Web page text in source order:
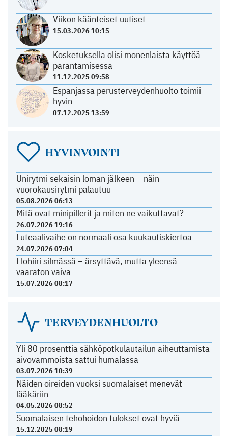
Viikon käänteiset uutiset
15.03.2026 10:15
Kosketuksella olisi monenlaista käyttöä
parantamisessa
11.12.2025 09:58
Espanjassa perusterveydenhuolto toimii
hyvin
07.12.2025 13:59
HYVINVOINTI
Unirytmi sekaisin loman jälkeen – näin
vuorokausirytmi palautuu
05.08.2026 06:13
Mitä ovat minipillerit ja miten ne vaikuttavat?
26.07.2026 19:16
Luteaalivaihe on normaali osa kuukautiskiertoa
24.07.2026 07:04
Elohiiri silmässä – ärsyttävä, mutta yleensä
vaaraton vaiva
15.07.2026 08:17
TERVEYDENHUOLTO
Yli 80 prosenttia sähköpotkulautailun aiheuttamista
aivovammoista sattui humalassa
03.07.2026 10:39
Näiden oireiden vuoksi suomalaiset menevät
lääkäriin
04.05.2026 08:52
Suomalaisen tehohoidon tulokset ovat hyviä
15.12.2025 08:19